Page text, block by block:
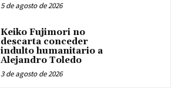
5 de agosto de 2026
Keiko Fujimori no
descarta conceder
indulto humanitario a
Alejandro Toledo
3 de agosto de 2026